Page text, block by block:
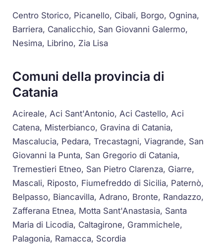
Centro Storico, Picanello, Cibali, Borgo, Ognina,
Barriera, Canalicchio, San Giovanni Galermo,
Nesima, Librino, Zia Lisa
Comuni della provincia di
Catania
Acireale, Aci Sant'Antonio, Aci Castello, Aci
Catena, Misterbianco, Gravina di Catania,
Mascalucia, Pedara, Trecastagni, Viagrande, San
Giovanni la Punta, San Gregorio di Catania,
Tremestieri Etneo, San Pietro Clarenza, Giarre,
Mascali, Riposto, Fiumefreddo di Sicilia, Paternò,
Belpasso, Biancavilla, Adrano, Bronte, Randazzo,
Zafferana Etnea, Motta Sant'Anastasia, Santa
Maria di Licodia, Caltagirone, Grammichele,
Palagonia, Ramacca, Scordia